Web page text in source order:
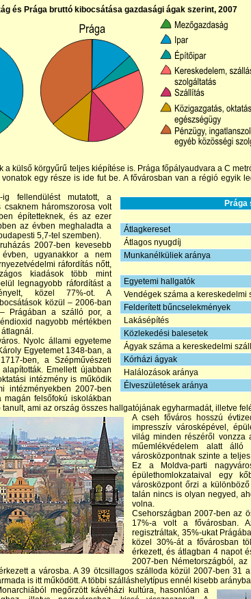
és Prága bruttó kibocsátása gazdasági ágak szerint, 2007
a külső körgyűrű teljes kiépítése is. Prága főpályaudvara a C
egy része is ide fut be. A fővárosban van a régió egyik
Prága
Átlagkereset
Átlagos nyugdíj
Munkanélküliek aránya
Egyetemi hallgatók
Vendégek száma a kereskedelmi
Felderített bűncselekmények
Lakásépítés
Közlekedési balesetek
Ágyak száma a kereskedelmi
Kórházi ágyak
Halálozások aránya
Élveszületések aránya
ig fellendülést mutatott, a
csaknem háromszorosa volt
építetteknek, és az ezer
az évben meghaladta a
5,7-tel szemben).
2007-ben kevesebb
ugyanakkor a nem
ráfordítás nőtt,
kiadások több mint
legnagyobb ráfordítást a
közel 77%-ot. A
közül – 2006-ban
Prágában a szálló por, a
nagyobb mértékben
Nyolc állami egyeteme
Egyetemet 1348-ban, a
ben, a Szépművészeti
Emellett újabban
intézmény is működik
intézményekben 2007-ben
felsőfokú iskolákban
ami az ország összes hallgatójának egyharmadát, illetve
A cseh főváros hosszú
impresszív városképével,
világ minden részéről vonzza
műemlékvédelem alatt
városközpontnak szinte a
Ez a Moldva-parti
épülethomlokzataival egy
városközpont őrzi a
talán nincs is olyan negyed,
volna.
Csehországban 2007-ben az
17%-a volt a fővárosban.
regisztráltak, 35%-ukat
közel 30%-át a fővárosban
érkezett, és átlagban 4 napot
2007-ben Németországból,
a városba. A 39 ötcsillagos szálloda közül 2007-ben 31
is itt működött. A többi szálláshelytípus ennél kisebb
megőrzött kávéházi kultúra, hasonlóan a